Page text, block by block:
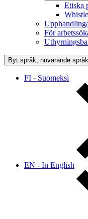
Etiska
För
Byt språk, nuvarande
FI - Suomeksi
EN - In English